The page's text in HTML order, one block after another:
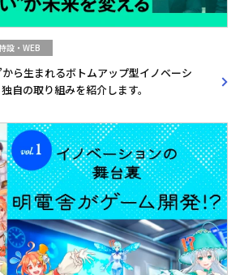
設・WEB
ら生まれるボトムアップ型イノベーシ
自の取り組みを紹介します。